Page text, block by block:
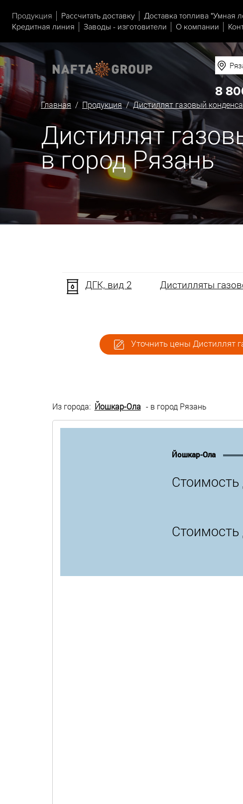
Продукция Рассчитать доставку Доставка топлива "Умная
Кредитная линия
Заводы - изготовители О компании
8
Главная / Продукция/Дистиллят газовый
Дистиллят
в город Рязань
ДГК, вид 2 Дистилляты
Уточнить цены Дистиллят
Из города: Йошкар-Ола - в город Рязань
Йошкар-Ола